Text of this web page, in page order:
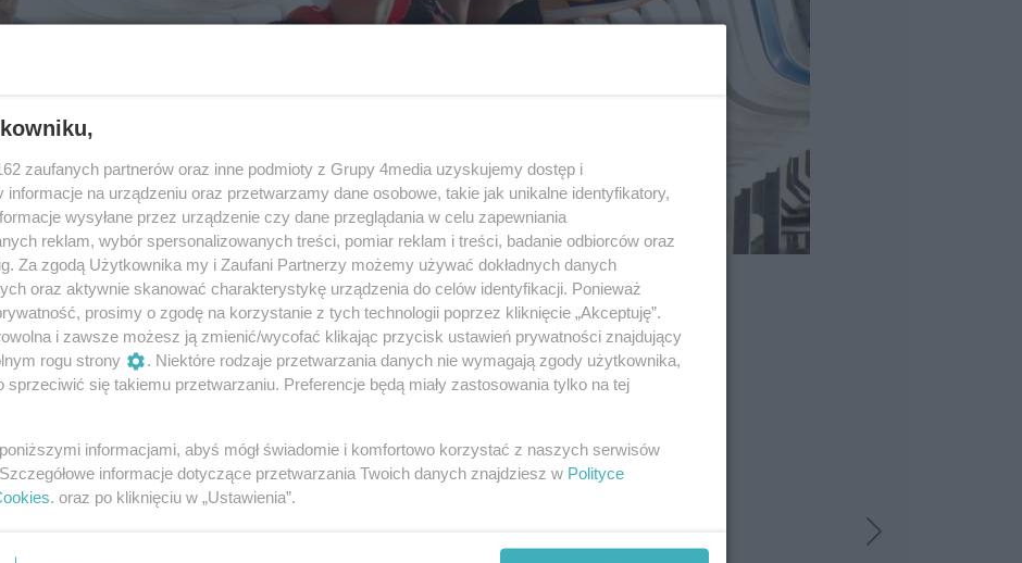
26 / 200
zaufanych partnerów oraz inne podmioty z Grupy 4media uzyskujemy dostęp i
informacje na urządzeniu oraz przetwarzamy dane osobowe, takie jak unikalne identyfikatory,
wysyłane przez urządzenie czy dane przeglądania w celu zapewniania
reklam, wybór spersonalizowanych treści, pomiar reklam i treści, badanie odbiorców oraz
Za zgodą Użytkownika my i Zaufani Partnerzy możemy używać dokładnych danych
oraz aktywnie skanować charakterystykę urządzenia do celów identyfikacji. Ponieważ
prosimy o zgodę na korzystanie z tych technologii poprzez kliknięcie „Akceptuję”.
i zawsze możesz ją zmienić/wycofać klikając przycisk ustawień prywatności znajdujący
rogu strony
. Niektóre rodzaje przetwarzania danych nie wymagają zgody użytkownika,
sprzeciwić się takiemu przetwarzaniu. Preferencje będą miały zastosowania tylko na tej
informacjami, abyś mógł świadomie i komfortowo korzystać z naszych serwisów
informacje dotyczące przetwarzania Twoich danych znajdziesz w Polityce
. oraz po kliknięciu w „Ustawienia”.